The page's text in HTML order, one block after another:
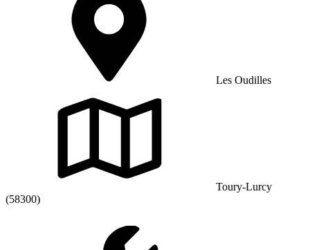
Les Oudilles
Toury-Lurcy
(58300)